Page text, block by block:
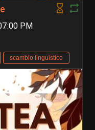
PM
scambio linguistico